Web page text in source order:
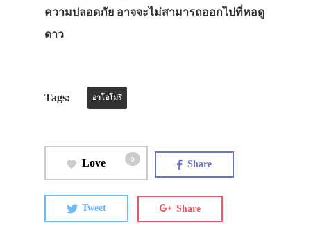
ความปลอดภัย อาจจะไม่สามารถออกไปที่หอดู
ดาว
Tags: อาโอโมริ
Love 0 Share
Tweet Share